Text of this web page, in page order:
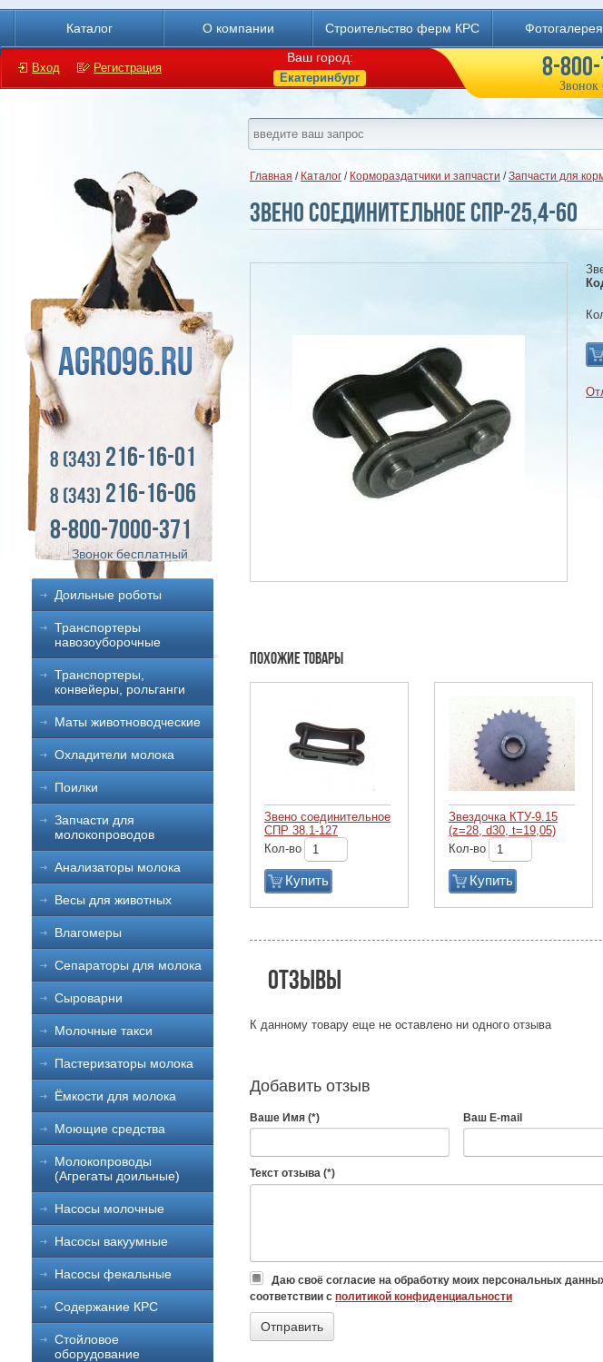
Каталог О компании Строительство ферм КРС Фотогалерея
Вход Регистрация
Ваш город:
Екатеринбург 8-
Звонок
8 (343) 216-16-01
8 (343) 216-16-06
8-800-7000-371
Звонок бесплатный
Доильные роботы
Транспортеры
навозоуборочные
Транспортеры,
конвейеры, рольганги
Маты животноводческие
Охладители молока
Поилки
Запчасти для
молокопроводов
Анализаторы молока
Весы для животных
Влагомеры
Сепараторы для молока
Сыроварни
Молочные такси
Пастеризаторы молока
Ёмкости для молока
Моющие средства
Молокопроводы
(Агрегаты доильные)
Насосы молочные
Насосы вакуумные
Насосы фекальные
Содержание КРС
Стойловое
оборудование
Главная / Каталог / Кормораздатчики и запчасти /Запчасти для
Звено соединительное СПР-25,4-60
Похожие товары
Звено соединительное
СПР 38.1-127
Кол-во
Купить
Звездочка КТУ-9.15
(z=28, d30, t=19,05)
Кол-во
Купить
Отзывы
К данному товару еще не оставлено ни одного отзыва
Добавить отзыв
Ваше Имя (*) Ваш E-mail
Текст отзыва (*)
Даю своё согласие на обработку моих персональных
соответствии с политикой конфиденциальности